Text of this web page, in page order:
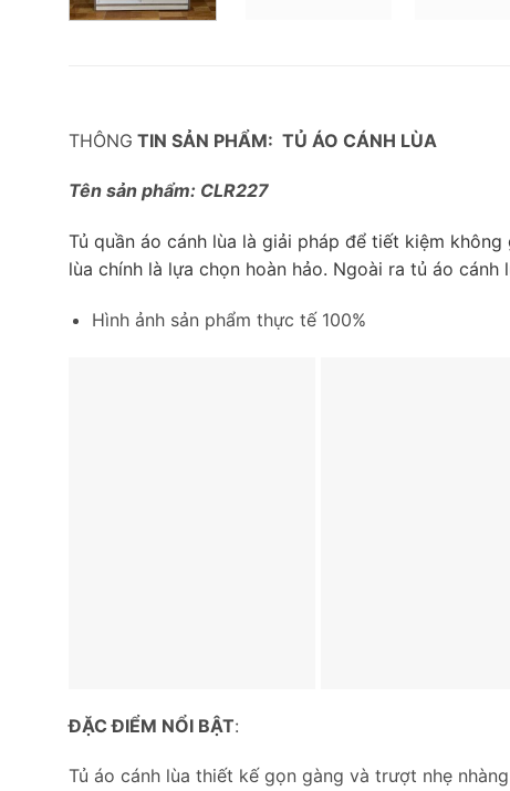
THÔNG TIN SẢN PHẨM: TỦ ÁO CÁNH LÙA
Tên sản phẩm: CLR227
Tủ quần áo cánh lùa là giải pháp để tiết kiệm
lùa chính là lựa chọn hoàn hảo. Ngoài ra tủ áo
Hình ảnh sản phẩm thực tế 100%
ĐẶC ĐIỂM NỔI BẬT:
Tủ áo cánh lùa thiết kế gọn gàng và trượt nhẹ